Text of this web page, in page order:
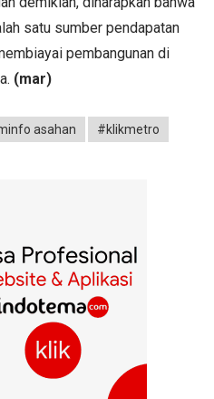
satu sumber pendapatan
pembangunan di
(mar)
asahan
#klikmetro